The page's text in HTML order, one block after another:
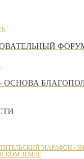
ОСНОВА
МАРАФОН
ЗЕМЛЕ